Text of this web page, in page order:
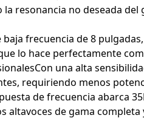
resonancia no deseada
frecuencia de 8
lo hace perfectamente
una alta
requiriendo menos
de frecuencia abarca
altavoces de gama